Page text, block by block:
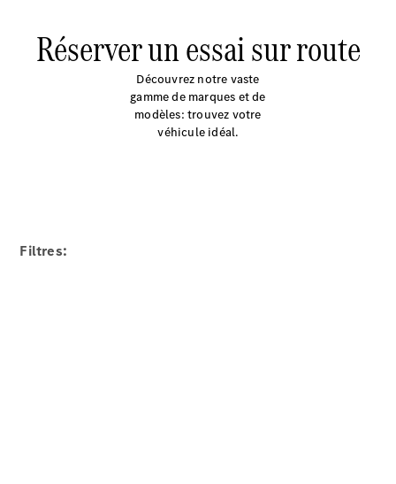
Réserver un essai sur route
Découvrez notre vaste
gamme de marques et de
modèles: trouvez votre
véhicule idéal.
Filtres: